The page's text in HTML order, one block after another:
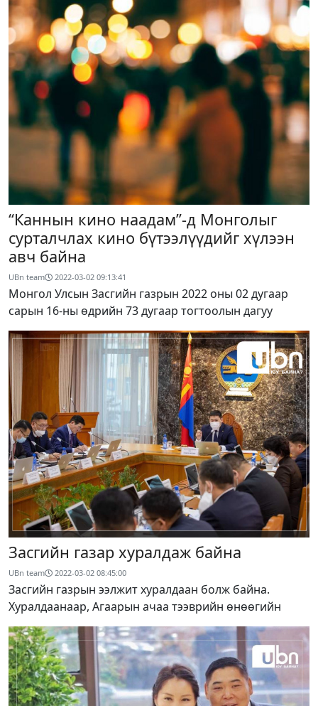
“Каннын кино наадам”-д Монголыг
сурталчлах кино бүтээлүүдийг хүлээн
авч байна
UBn team 2022-03-02 09:13:41
Монгол Улсын Засгийн газрын 2022 оны 02 дугаар
сарын 16-ны өдрийн 73 дугаар тогтоолын дагуу
Засгийн газар хуралдаж байна
UBn team 2022-03-02 08:45:00
Засгийн газрын ээлжит хуралдаан болж байна.
Хуралдаанаар, Агаарын ачаа тээврийн өнөөгийн